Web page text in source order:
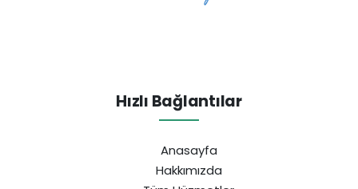
Hızlı Bağlantılar
Anasayfa
Hakkımızda